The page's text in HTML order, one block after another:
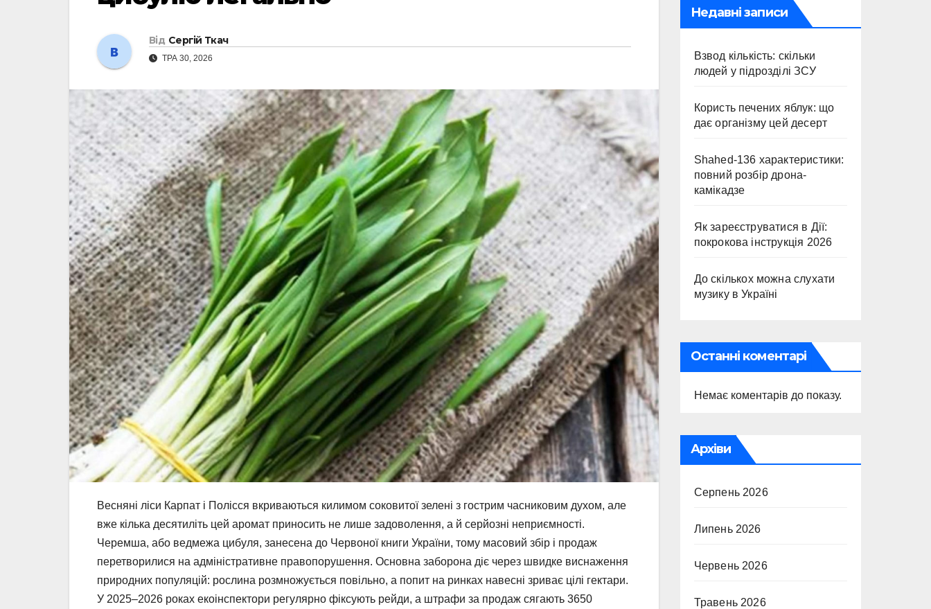
Від Сергій Ткач
ТРА 30, 2026
Весняні ліси Карпат і Полісся вкриваються килимом соковитої зелені з гострим часниковим духом, але
вже кілька десятиліть цей аромат приносить не лише задоволення, а й серйозні неприємності.
Черемша, або ведмежа цибуля, занесена до Червоної книги України, тому масовий збір і продаж
перетворилися на адміністративне правопорушення. Основна заборона діє через швидке виснаження
природних популяцій: рослина розмножується повільно, а попит на ринках навесні зриває цілі гектари.
У 2025–2026 роках екоінспектори регулярно фіксують рейди, а штрафи за продаж сягають 3650
Недавні записи
Взвод кількість: скільки
людей у підрозділі ЗСУ
Користь печених яблук: що
дає організму цей десерт
Shahed-136 характеристики:
повний розбір дрона-
камікадзе
Як зареєструватися в Дії:
покрокова інструкція 2026
До скількох можна слухати
музику в Україні
Останні коментарі
Немає коментарів до показу.
Архіви
Серпень 2026
Липень 2026
Червень 2026
Травень 2026